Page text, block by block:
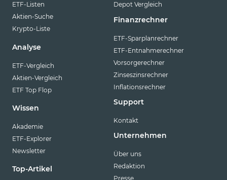
ETF-Listen
Aktien-Suche
Krypto-Liste
Analyse
ETF-Vergleich
Aktien-Vergleich
ETF Top Flop
Wissen
Akademie
ETF-Explorer
Newsletter
Top-Artikel
Depot Vergleich
Finanzrechner
ETF-Sparplanrechner
ETF-Entnahmerechner
Vorsorgerechner
Zinseszinsrechner
Inflationsrechner
Support
Kontakt
Unternehmen
Über uns
Redaktion
Presse